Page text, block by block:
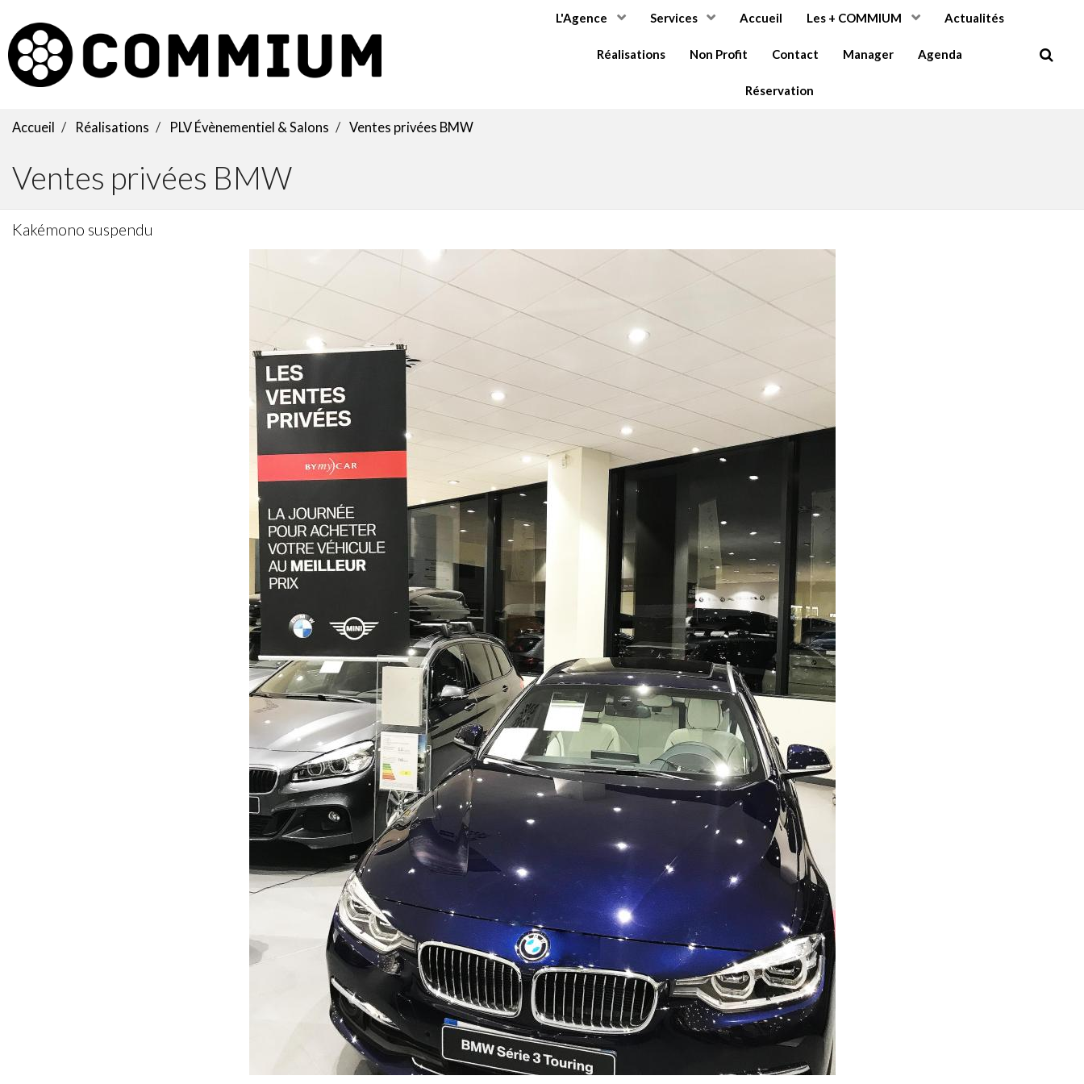
L'Agence Services Accueil Les + COMMIUM Actualités
Réalisations Non Profit Contact Manager Agenda
Réservation
Accueil Réalisations PLV Évènementiel & Salons Ventes privées BMW
Ventes privées BMW
Kakémono suspendu